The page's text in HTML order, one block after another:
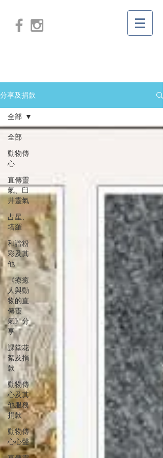
分享及捐款
全部
動物傳
心
直傳靈
氣、臼
井靈氣
占星、
塔羅
和諧粉
彩及其
他
《療癒
人與動
物的直
傳靈
氣》分
享
課堂花
絮及捐
款
動物傳
心及其
他服務
捐款
動物傳
心心聲
全部